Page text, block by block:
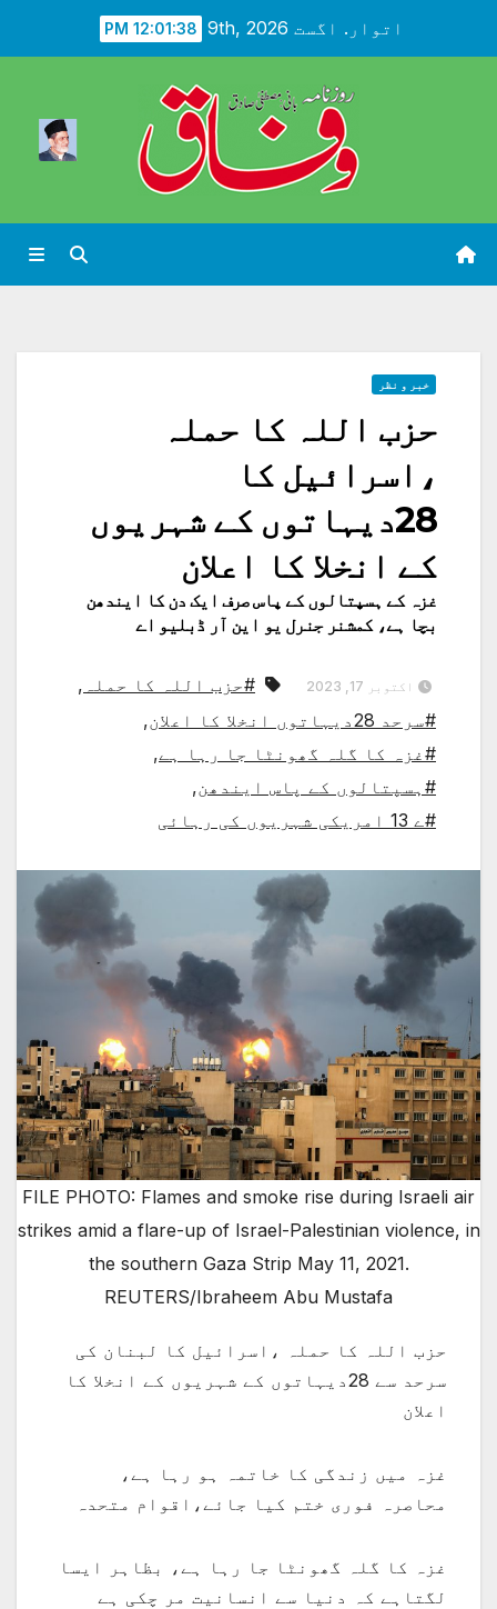
اتوار. اگست 9th, 2026 12:01:40 PM
خبر و نظر
حزب اللہ کا حملہ
،اسرائیل کا
28دیہاتوں کے شہریوں
کے انخلا کا اعلان
غزہ کے ہسپتالوں کے پاس صرف ایک دن کا ایندھن
بچا ہے، کمشنر جنرل یو این آر ڈبلیو اے
اکتوبر 17, 2023 #حزب اللہ کا حملہ ,
#سرحد 28دیہاتوں انخلا کا اعلان
,
#غزہ کا گلہ گھونٹا جا رہا ہے,
#ہسپتالوں کے پاس ایندھن,
#ے 13 امریکی شہریوں کی رہائی
FILE PHOTO: Flames and smoke rise during Israeli air
strikes amid a flare-up of Israel-Palestinian violence, in
the southern Gaza Strip May 11, 2021.
REUTERS/Ibraheem Abu Mustafa
حزب اللہ کا حملہ ،اسرائیل کا لبنان کی
سرحد سے 28دیہاتوں کے شہریوں کے انخلا کا
اعلان
غزہ میں زندگی کا خاتمہ ہو رہا ہے،
محاصرہ فوری ختم کیا جائے،اقوام متحدہ
غزہ کا گلہ گھونٹا جا رہا ہے، بظاہر ایسا
لگتاہے کہ دنیا سے انسانیت مر چکی ہے